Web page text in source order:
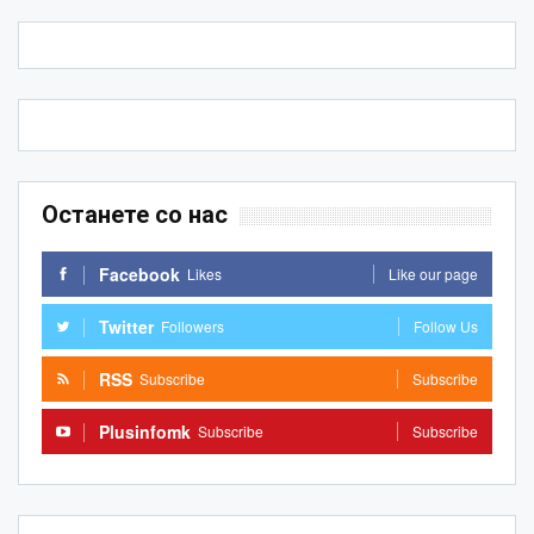
Останете со нас
Facebook Likes Like our page
Twitter Followers Follow Us
RSS Subscribe Subscribe
Plusinfomk Subscribe Subscribe